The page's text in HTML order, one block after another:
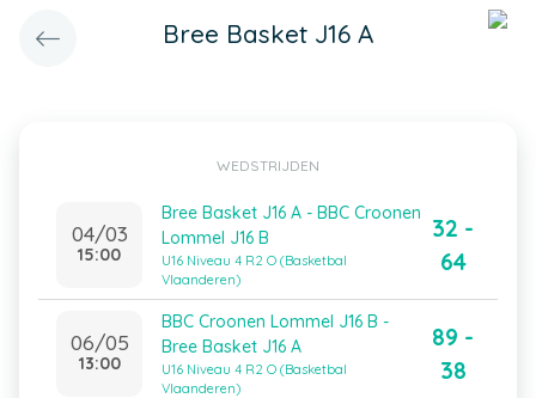
Bree Basket J16 A
WEDSTRIJDEN
04/03
15:00
Bree Basket J16 A - BBC Croonen
Lommel J16 B
U16 Niveau 4 R2 O (Basketbal
Vlaanderen)
32 -
64
06/05
13:00
BBC Croonen Lommel J16 B -
Bree Basket J16 A
U16 Niveau 4 R2 O (Basketbal
Vlaanderen)
89 -
38